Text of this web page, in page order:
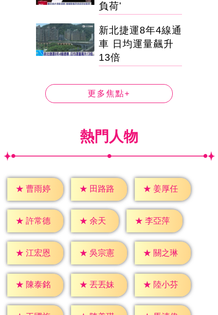
負荷'
新北捷運8年4線通
車 日均運量飆升
13倍
更多焦點+
熱門人物
★ 曹雨婷 ★ 田路路 ★ 姜厚任
★ 許常德 ★ 余天 ★ 李亞萍
★ 江宏恩 ★ 吳宗憲 ★ 關之琳
★ 陳泰銘 ★ 丟丟妹 ★ 陸小芬